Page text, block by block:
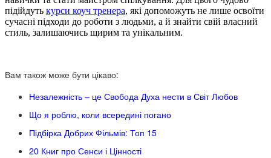
підійдуть курси коуч тренера, які допоможуть не лише освоїти
сучасні підходи до роботи з людьми, а й знайти свій власний
стиль, залишаючись щирим та унікальним.
Вам також може бути цікаво:
Незалежність – це Свобода Духа нести в Світ Любов
Що я роблю, коли всередині погано
Підбірка Добрих Фільмів: Топ 15
20 Книг про Сенси і Цінності